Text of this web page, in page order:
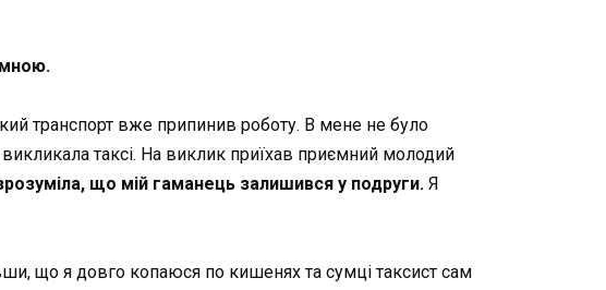
мною.
транспорт вже припинив роботу. В мене не було
таксі. На виклик приїхав приємний молодий
що мій гаманець залишився у подруги. Я
що я довго копаюся по кишенях та сумці таксист сам